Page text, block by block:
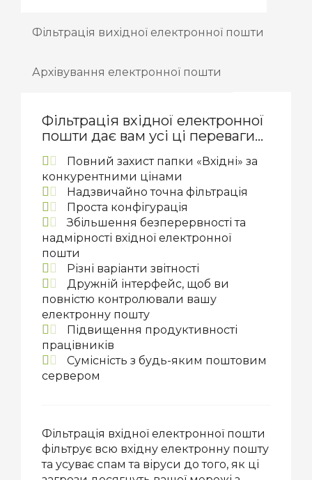
Фільтрація вихідної електронної пошти
Архівування електронної пошти
Фільтрація вхідної електронної
пошти дає вам усі ці переваги...
Повний захист папки «Вхідні» за
конкурентними цінами
Надзвичайно точна фільтрація
Проста конфігурація
Збільшення безперервності та
надмірності вхідної електронної
пошти
Різні варіанти звітності
Дружній інтерфейс, щоб ви
повністю контролювали вашу
електронну пошту
Підвищення продуктивності
працівників
Сумісність з будь-яким поштовим
сервером
Фільтрація вхідної електронної пошти
фільтрує всю вхідну електронну пошту
та усуває спам та віруси до того, як ці